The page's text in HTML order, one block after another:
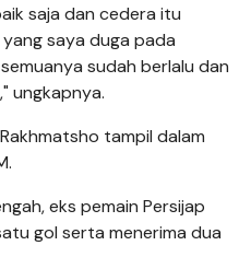
saja dan cedera itu
saya duga pada
sudah berlalu dan
ungkapnya.
tampil dalam
eks pemain Persijap
gol serta menerima dua